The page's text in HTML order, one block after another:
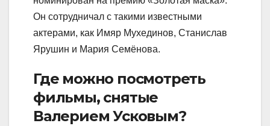
Он сотрудничал с такими известными
актерами, как Имяр Мухединов, Станислав
Ярушин и Мария Семёнова.
Где можно посмотреть
фильмы, снятые
Валерием Усковым?